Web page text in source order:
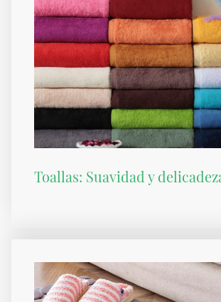
Toallas: Suavidad y